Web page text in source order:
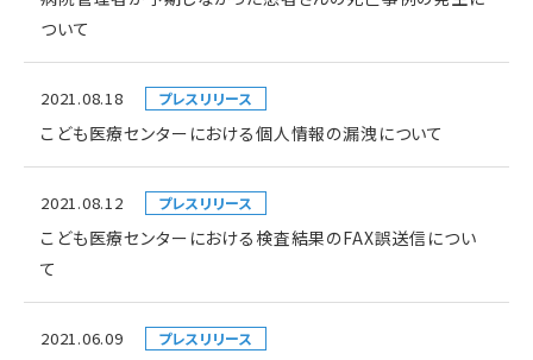
ついて
2021.08.18 プレスリリース
こども医療センターにおける個人情報の漏洩について
2021.08.12 プレスリリース
こども医療センターにおける検査結果のFAX誤送信につい
て
2021.06.09 プレスリリース